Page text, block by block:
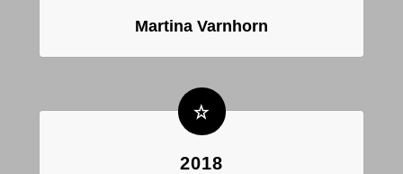
Martina Varnhorn
2018